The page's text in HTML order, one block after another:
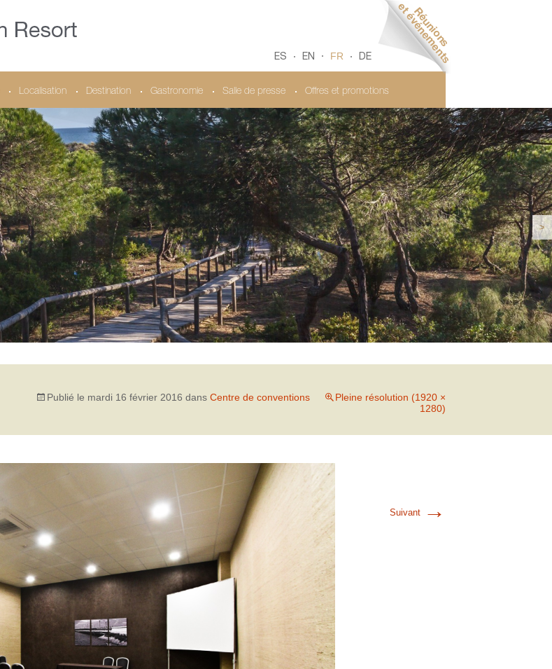
ES EN FR DE
Localisation Destination Gastronomie Salle de presse Offres et promotions
>
Publié le mardi 16 février 2016 dans Centre de conventions
Pleine résolution (1920 ×
1280)
Suivant →